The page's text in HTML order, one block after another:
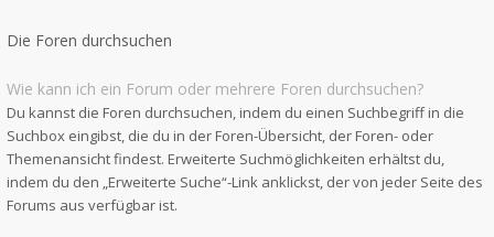
Die Foren durchsuchen
Wie kann ich ein Forum oder mehrere Foren durchsuchen?
Du kannst die Foren durchsuchen, indem du einen Suchbegriff in die
Suchbox eingibst, die du in der Foren-Übersicht, der Foren- oder
Themenansicht findest. Erweiterte Suchmöglichkeiten erhältst du,
indem du den „Erweiterte Suche“-Link anklickst, der von jeder Seite des
Forums aus verfügbar ist.